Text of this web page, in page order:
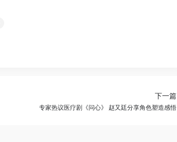
下一篇
专家热议医疗剧《问心》 赵又廷分享角色塑造感悟